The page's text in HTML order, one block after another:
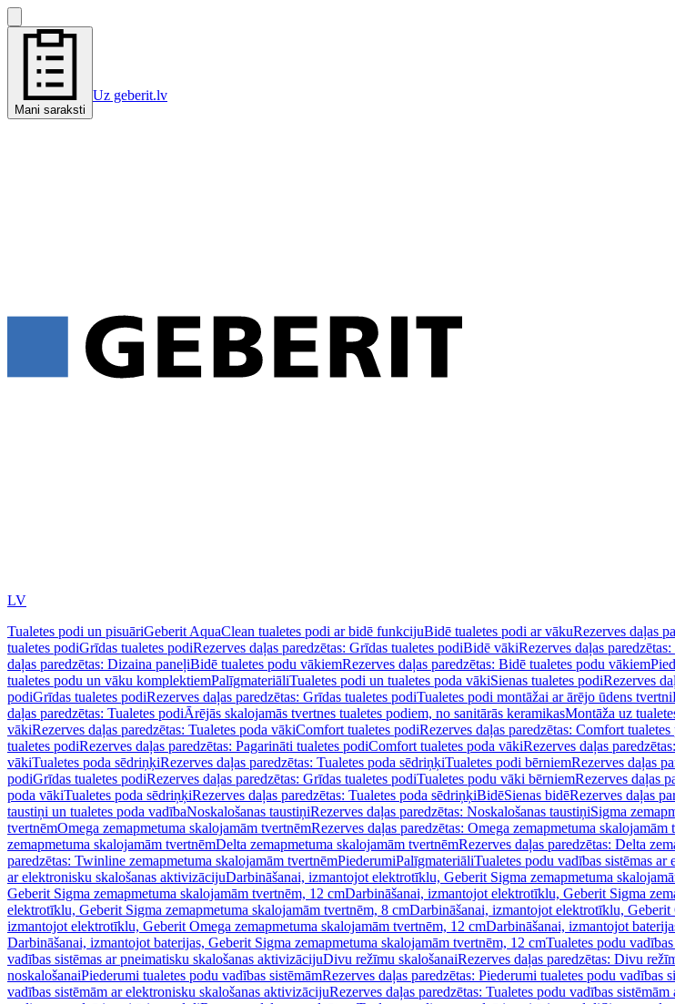
Mani saraksti
Uz geberit.lv
LV
Tualetes podi un pisuāriGeberit AquaClean tualetes podi ar bidē funkcijuBidē tualetes podi ar vākuRezerves daļas
tualetes podiGrīdas tualetes podiRezerves daļas paredzētas: Grīdas tualetes podiBidē vākiRezerves daļas
daļas paredzētas: Dizaina paneļiBidē tualetes podu vākiemRezerves daļas paredzētas: Bidē tualetes podu vākiem
tualetes podu un vāku komplektiemPalīgmateriāliTualetes podi un tualetes poda vākiSienas tualetes podiRezerves
podiGrīdas tualetes podiRezerves daļas paredzētas: Grīdas tualetes podiTualetes podi montāžai ar ārējo ūdens tvertni
daļas paredzētas: Tualetes podiĀrējās skalojamās tvertnes tualetes podiem, no sanitārās keramikasMontāža uz
vākiRezerves daļas paredzētas: Tualetes poda vākiComfort tualetes podiRezerves daļas paredzētas: Comfort tualetes
tualetes podiRezerves daļas paredzētas: Pagarināti tualetes podiComfort tualetes poda vākiRezerves daļas
vākiTualetes poda sēdriņķiRezerves daļas paredzētas: Tualetes poda sēdriņķiTualetes podi bērniemRezerves daļas
podiGrīdas tualetes podiRezerves daļas paredzētas: Grīdas tualetes podiTualetes podu vāki bērniemRezerves daļas
poda vākiTualetes poda sēdriņķiRezerves daļas paredzētas: Tualetes poda sēdriņķiBidēSienas bidēRezerves daļas
taustiņi un tualetes poda vadībaNoskalošanas taustiņiRezerves daļas paredzētas: Noskalošanas taustiņiSigma
tvertnēmOmega zemapmetuma skalojamām tvertnēmRezerves daļas paredzētas: Omega zemapmetuma skalojamām
zemapmetuma skalojamām tvertnēmDelta zemapmetuma skalojamām tvertnēmRezerves daļas paredzētas: Delta
paredzētas: Twinline zemapmetuma skalojamām tvertnēmPiederumiPalīgmateriāliTualetes podu vadības sistēmas
ar elektronisku skalošanas aktivizācijuDarbināšanai, izmantojot elektrotīklu, Geberit Sigma zemapmetuma
Geberit Sigma zemapmetuma skalojamām tvertnēm, 12 cmDarbināšanai, izmantojot elektrotīklu, Geberit Sigma
elektrotīklu, Geberit Sigma zemapmetuma skalojamām tvertnēm, 8 cmDarbināšanai, izmantojot elektrotīklu,
izmantojot elektrotīklu, Geberit Omega zemapmetuma skalojamām tvertnēm, 12 cmDarbināšanai, izmantojot
Darbināšanai, izmantojot baterijas, Geberit Sigma zemapmetuma skalojamām tvertnēm, 12 cmTualetes podu
vadības sistēmas ar pneimatisku skalošanas aktivizācijuDivu režīmu skalošanaiRezerves daļas paredzētas: Divu
noskalošanaiPiederumi tualetes podu vadības sistēmāmRezerves daļas paredzētas: Piederumi tualetes podu vadības
vadības sistēmām ar elektronisku skalošanas aktivizācijuRezerves daļas paredzētas: Tualetes podu vadības